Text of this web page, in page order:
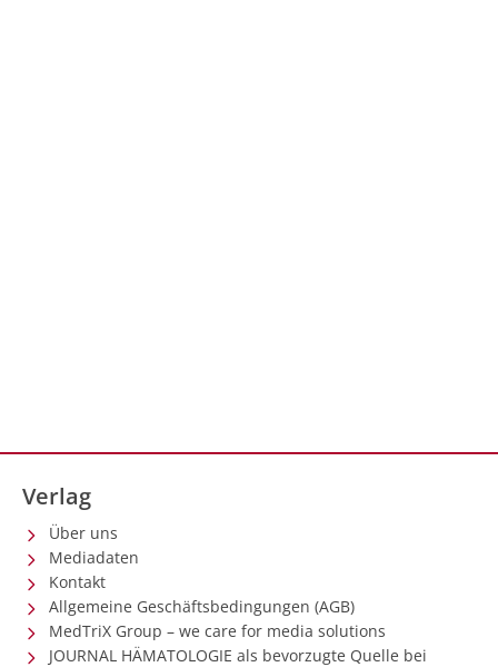
Verlag
Über uns
Mediadaten
Kontakt
Allgemeine Geschäftsbedingungen (AGB)
MedTriX Group – we care for media solutions
JOURNAL HÄMATOLOGIE als bevorzugte Quelle bei